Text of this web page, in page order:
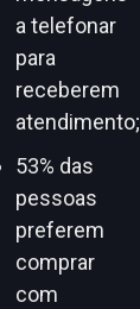
a telefonar
para
receberem
atendimento;
53% das
pessoas
preferem
comprar
com